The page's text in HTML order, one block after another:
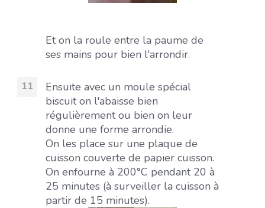
Et on la roule entre la paume de
ses mains pour bien l'arrondir.
Ensuite avec un moule spécial
biscuit on l'abaisse bien
régulièrement ou bien on leur
donne une forme arrondie.
On les place sur une plaque de
cuisson couverte de papier cuisson.
On enfourne à 200°C pendant 20 à
25 minutes (à surveiller la cuisson à
partir de 15 minutes).